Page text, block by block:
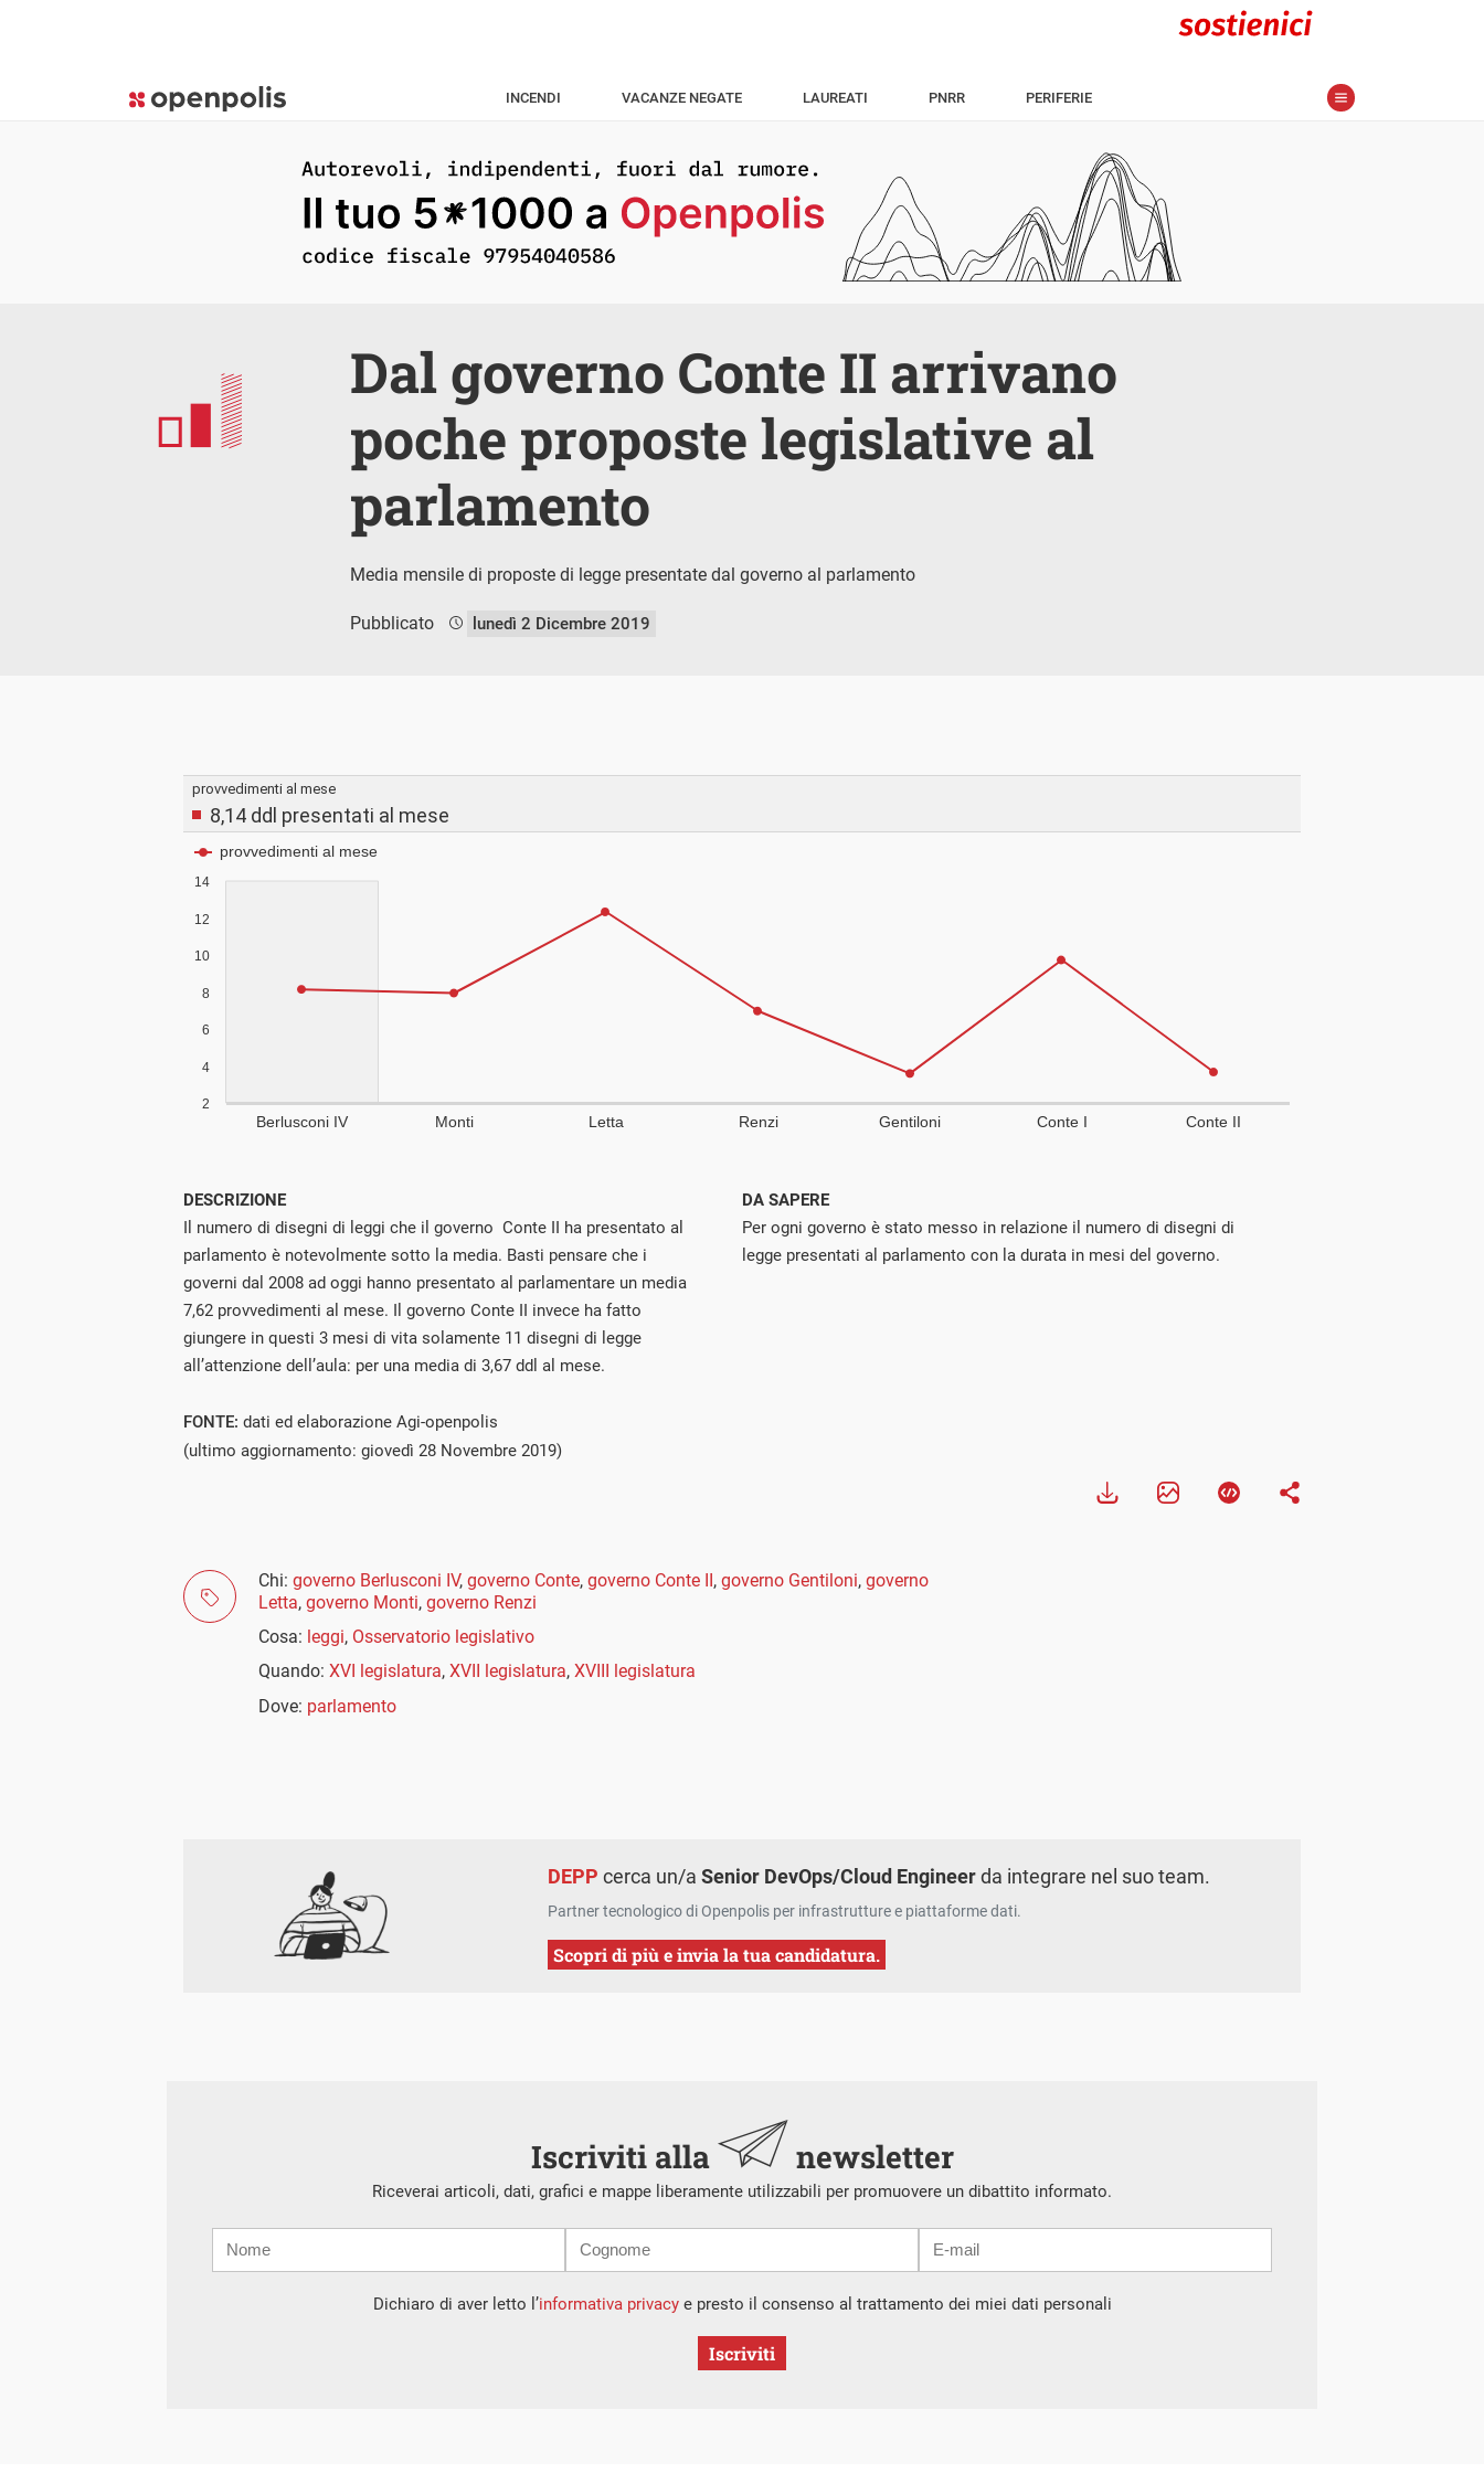
INCENDI VACANZE NEGATE LAUREATI PNRR PERIFERIE
Dal governo Conte II arrivano
poche proposte legislative al
parlamento
Media mensile di proposte di legge presentate dal governo al parlamento
Pubblicato lunedì 2 Dicembre 2019
DESCRIZIONE
Il numero di disegni di leggi che il governo Conte II ha presentato al
parlamento è notevolmente sotto la media. Basti pensare che i
governi dal 2008 ad oggi hanno presentato al parlamentare un media
7,62 provvedimenti al mese. Il governo Conte II invece ha fatto
giungere in questi 3 mesi di vita solamente 11 disegni di legge
all’attenzione dell’aula: per una media di 3,67 ddl al mese.
DA SAPERE
Per ogni governo è stato messo in relazione il numero di disegni di
legge presentati al parlamento con la durata in mesi del governo.
FONTE: dati ed elaborazione Agi-openpolis
(ultimo aggiornamento: giovedì 28 Novembre 2019)
Chi: governo Berlusconi IV, governo Conte, governo Conte II, governo Gentiloni, governo
Letta, governo Monti, governo Renzi
Cosa: leggi, Osservatorio legislativo
Quando: XVI legislatura, XVII legislatura, XVIII legislatura
Dove: parlamento
DEPP cerca un/aSenior DevOps/Cloud Engineerda integrare nel suo team.
Partner tecnologico di Openpolis per infrastrutture e piattaforme dati.
Scopri di più e invia la tua candidatura.
Iscriviti alla newsletter
Riceverai articoli, dati, grafici e mappe liberamente utilizzabili per promuovere un dibattito informato.
mail
Dichiaro di aver letto l’informativa privacye presto il consenso al trattamento dei miei dati personali
Iscriviti